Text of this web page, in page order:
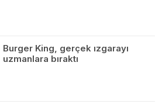
Burger King, gerçek ızgarayı
uzmanlara bıraktı